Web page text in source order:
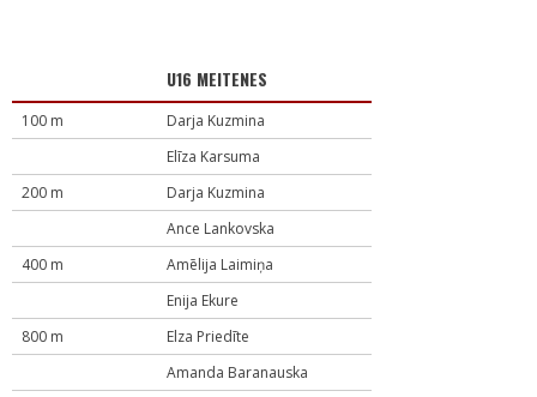
U16 MEITENES
100 m
Darja Kuzmina
Elīza Karsuma
200 m
Darja Kuzmina
Ance Lankovska
400 m
Amēlija Laimiņa
Enija Ekure
800 m
Elza Priedīte
Amanda Baranauska